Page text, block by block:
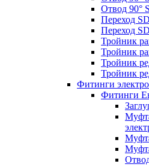
Отвод 90°
Переход
Переход
Тройник
Тройник
Тройник
Тройник
Фитинги
Фитинги